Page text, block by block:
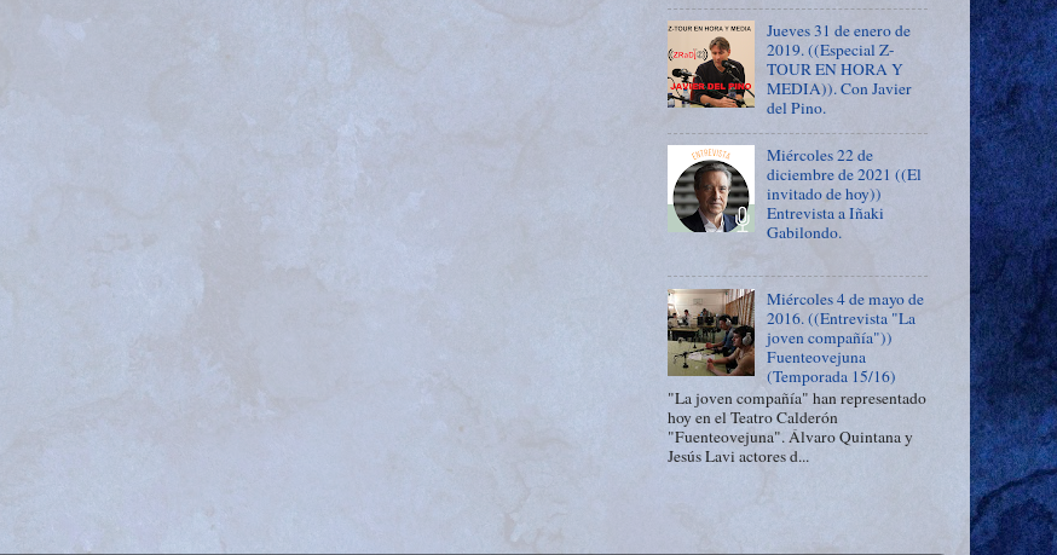
Jueves 31 de enero de
2019. ((Especial Z-
TOUR EN HORA Y
MEDIA)). Con Javier
del Pino.
Miércoles 22 de
diciembre de 2021 ((El
invitado de hoy))
Entrevista a Iñaki
Gabilondo.
Miércoles 4 de mayo de
2016. ((Entrevista "La
joven compañía"))
Fuenteovejuna
(Temporada 15/16)
"La joven compañía" han representado
hoy en el Teatro Calderón
"Fuenteovejuna". Álvaro Quintana y
Jesús Lavi actores d...